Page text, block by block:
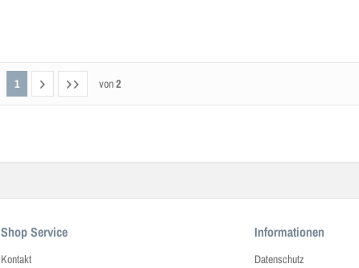
1 von2
Shop Service
Kontakt
Informationen
Datenschutz